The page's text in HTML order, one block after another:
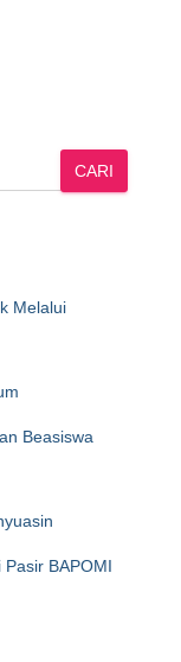
CARI
Melalui
Beasiswa
BAPOMI